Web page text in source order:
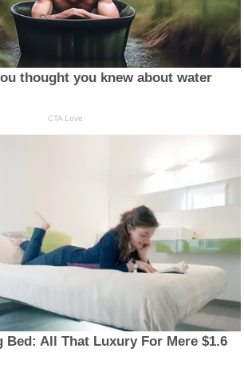
thought you knew about water
CTA Love
Bed: All That Luxury For Mere $1.6